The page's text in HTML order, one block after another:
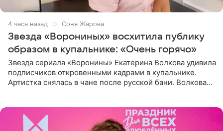
4 часа назад Соня Жарова
Звезда «Ворониных» восхитила публику
образом в купальнике: «Очень горячо»
Звезда сериала «Воронины» Екатерина Волкова удивила
подписчиков откровенными кадрами в купальнике.
Артистка снялась в чане после русской бани. Волкова